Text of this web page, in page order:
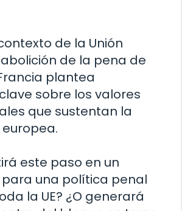
de la Unión
de la pena de
plantea
sobre los valores
que sustentan la
este paso en un
una política penal
la UE? ¿O generará